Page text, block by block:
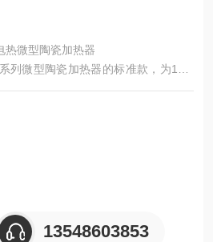
热微型陶瓷加热器
列微型陶瓷加热器的标准款，为10m
体，主打600℃高温、高功率密度、均
13548603853